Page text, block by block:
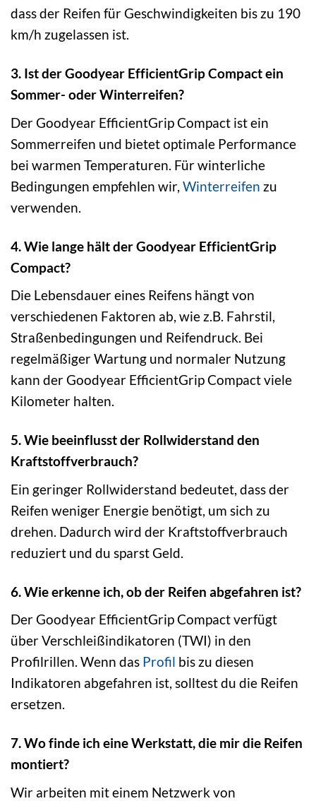
dass der Reifen für Geschwindigkeiten bis zu 190
km/h zugelassen ist.
3. Ist der Goodyear EfficientGrip Compact ein
Sommer- oder Winterreifen?
Der Goodyear EfficientGrip Compact ist ein
Sommerreifen und bietet optimale Performance
bei warmen Temperaturen. Für winterliche
Bedingungen empfehlen wir, Winterreifen zu
verwenden.
4. Wie lange hält der Goodyear EfficientGrip
Compact?
Die Lebensdauer eines Reifens hängt von
verschiedenen Faktoren ab, wie z.B. Fahrstil,
Straßenbedingungen und Reifendruck. Bei
regelmäßiger Wartung und normaler Nutzung
kann der Goodyear EfficientGrip Compact viele
Kilometer halten.
5. Wie beeinflusst der Rollwiderstand den
Kraftstoffverbrauch?
Ein geringer Rollwiderstand bedeutet, dass der
Reifen weniger Energie benötigt, um sich zu
drehen. Dadurch wird der Kraftstoffverbrauch
reduziert und du sparst Geld.
6. Wie erkenne ich, ob der Reifen abgefahren ist?
Der Goodyear EfficientGrip Compact verfügt
über Verschleißindikatoren (TWI) in den
Profilrillen. Wenn das Profil bis zu diesen
Indikatoren abgefahren ist, solltest du die Reifen
ersetzen.
7. Wo finde ich eine Werkstatt, die mir die Reifen
montiert?
Wir arbeiten mit einem Netzwerk von